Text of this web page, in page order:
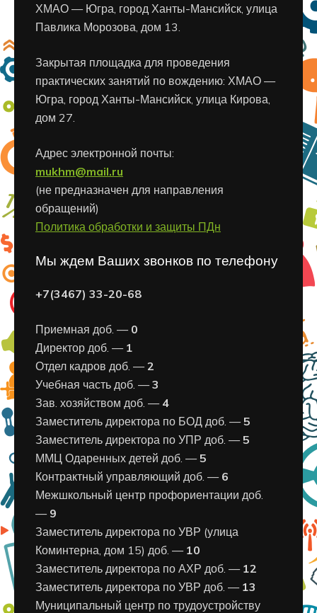
ХМАО — Югра, город Ханты-Мансийск, улица
Павлика Морозова, дом 13.
Закрытая площадка для проведения
практических занятий по вождению: ХМАО —
Югра, город Ханты-Мансийск, улица Кирова,
дом 27.
Адрес электронной почты:
mukhm@mail.ru
(не предназначен для направления
обращений)
Политика обработки и защиты ПДн
Мы ждем Ваших звонков по телефону
+7(3467) 33-20-68
Приемная доб. — 0
Директор доб. — 1
Отдел кадров доб. —2
Учебная часть доб. —3
Зав. хозяйством доб. — 4
Заместитель директора по БОД доб. —5
Заместитель директора по УПР доб. —5
ММЦ Одаренных детей доб. —5
Контрактный управляющий доб. — 6
Межшкольный центр профориентации доб.
— 9
Заместитель директора по УВР (улица
Коминтерна, дом 15) доб. — 10
Заместитель директора по АХР доб. — 12
Заместитель директора по УВР доб. — 13
Муниципальный центр по трудоустройству